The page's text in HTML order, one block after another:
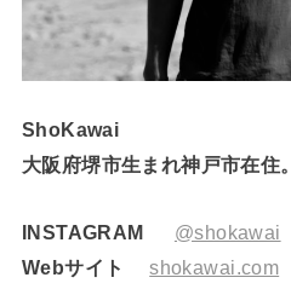
ShoKawai
大阪府堺市生まれ神戸市在住。
INSTAGRAM
@shokawai
Webサイト
shokawai.com